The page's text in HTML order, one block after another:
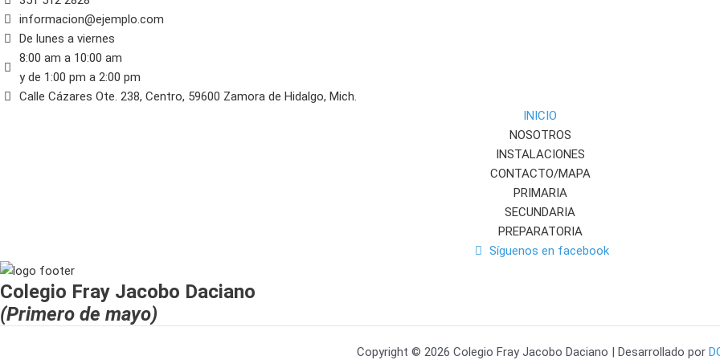
informacion@ejemplo.com
De lunes a viernes
8:00 am a 10:00 am
y de 1:00 pm a 2:00 pm
Calle Cázares Ote. 238, Centro, 59600 Zamora de Hidalgo, Mich.
INICIO
NOSOTROS
INSTALACIONES
CONTACTO/MAPA
PRIMARIA
SECUNDARIA
PREPARATORIA
Síguenos en facebook
Colegio Fray Jacobo Daciano
(Primero de mayo)
Copyright © 2026 Colegio Fray Jacobo Daciano | Desarrollado por